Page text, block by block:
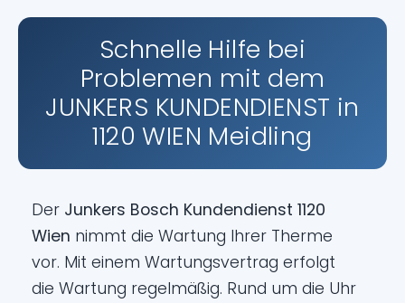
Schnelle Hilfe bei
Problemen mit dem
JUNKERS KUNDENDIENST in
1120 WIEN Meidling
Der Junkers Bosch Kundendienst 1120
Wien nimmt die Wartung Ihrer Therme
vor. Mit einem Wartungsvertrag erfolgt
die Wartung regelmäßig. Rund um die Uhr